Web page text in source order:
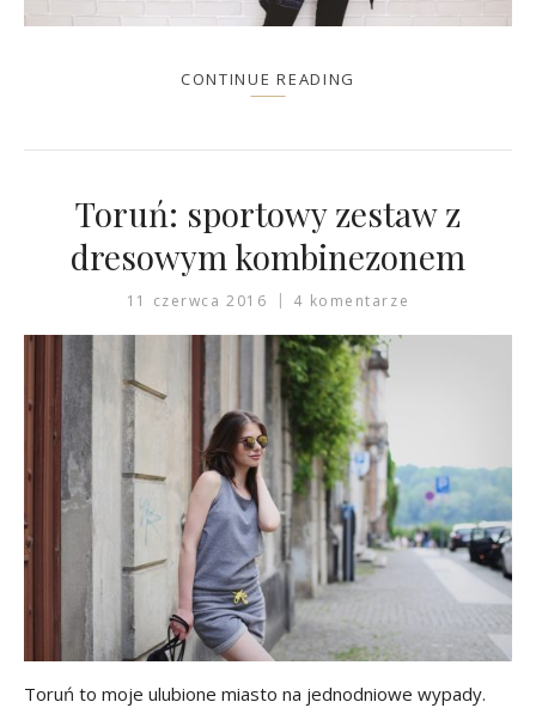
CONTINUE READING
Toruń: sportowy zestaw z
dresowym kombinezonem
11 czerwca 2016 4 komentarze
Toruń to moje ulubione miasto na jednodniowe wypady.